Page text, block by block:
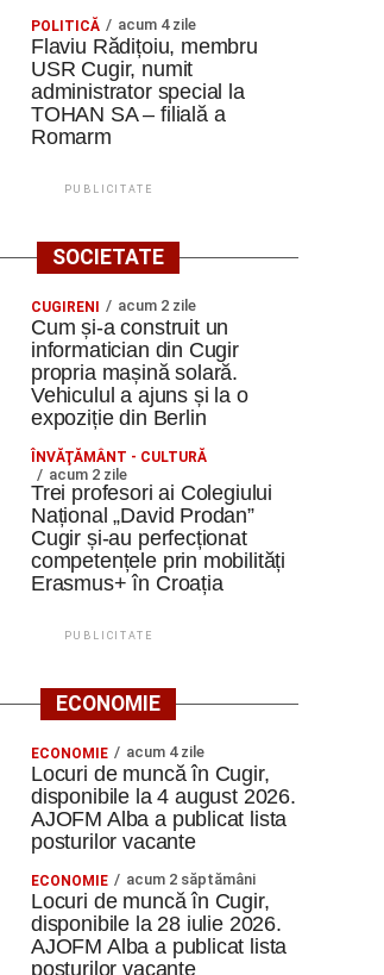
POLITICĂ acum 4 zile
Flaviu Rădițoiu, membru
USR Cugir, numit
administrator special la
TOHAN SA – filială a
Romarm
PUBLICITATE
SOCIETATE
CUGIRENI acum 2 zile
Cum și-a construit un
informatician din Cugir
propria mașină solară.
Vehiculul a ajuns și la o
expoziție din Berlin
ÎNVĂŢĂMÂNT - CULTURĂ
acum 2 zile
Trei profesori ai Colegiului
Național „David Prodan”
Cugir și-au perfecționat
competențele prin mobilități
Erasmus+ în Croația
PUBLICITATE
ECONOMIE
ECONOMIE acum 4 zile
Locuri de muncă în Cugir,
disponibile la 4 august 2026.
AJOFM Alba a publicat lista
posturilor vacante
ECONOMIE acum 2 săptămâni
Locuri de muncă în Cugir,
disponibile la 28 iulie 2026.
AJOFM Alba a publicat lista
posturilor vacante